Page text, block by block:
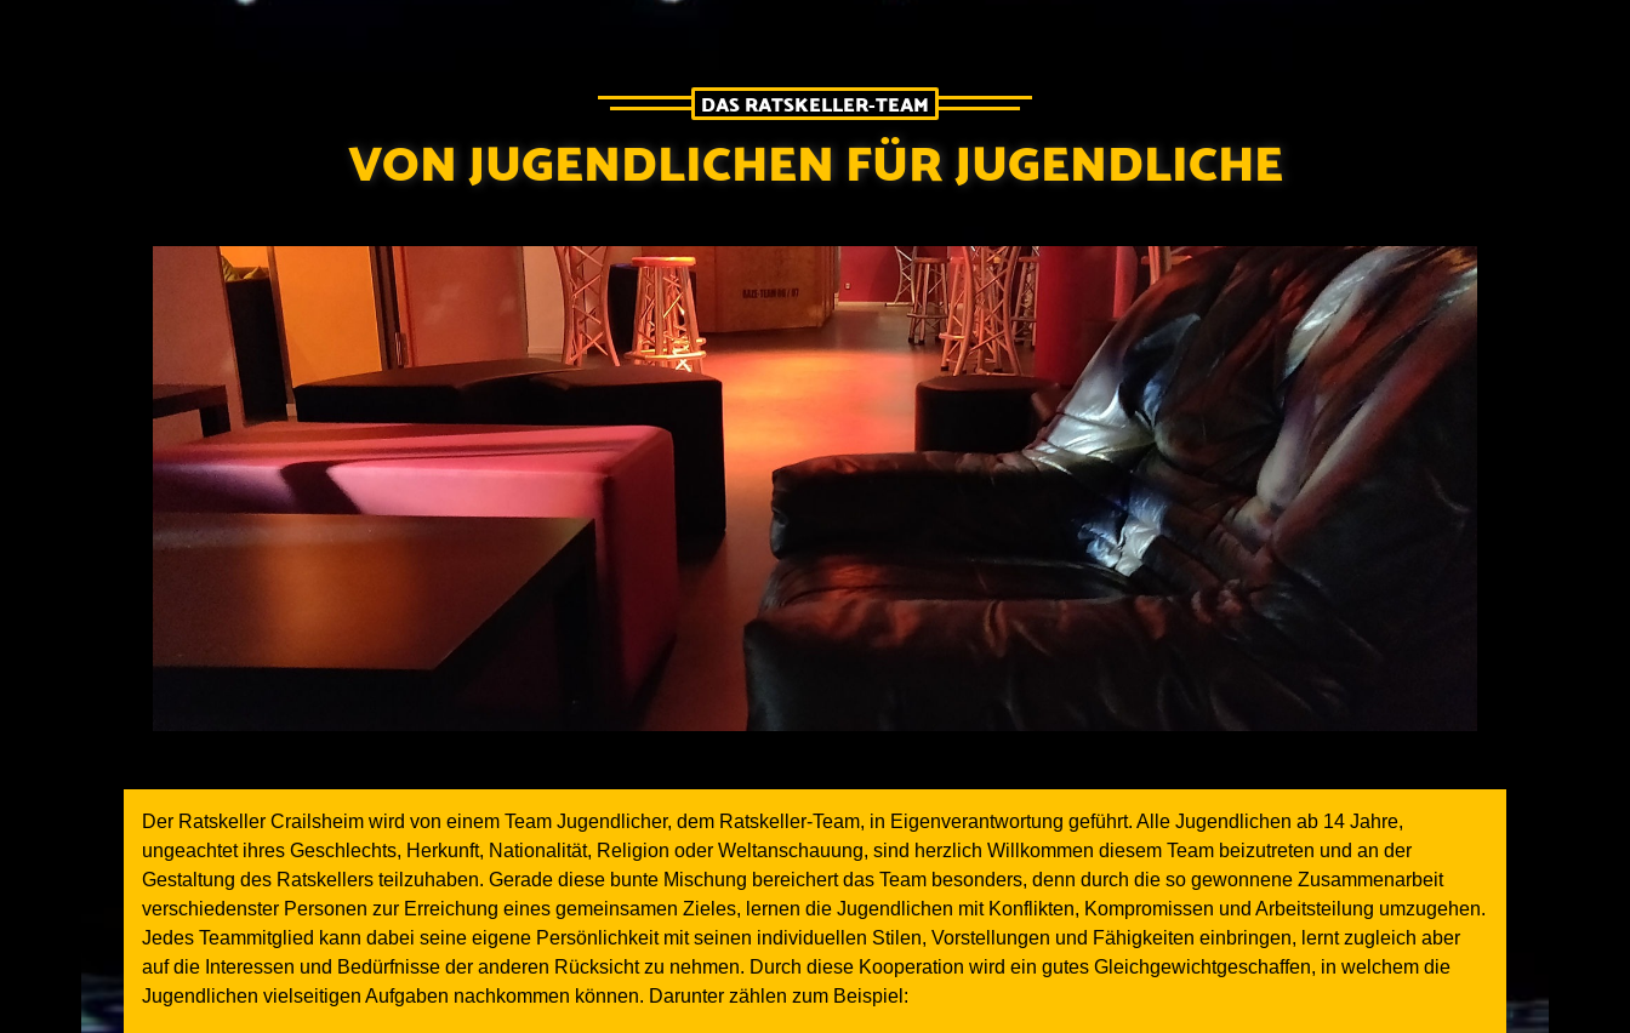
DAS RATSKELLER-TEAM
VON JUGENDLICHEN FÜR JUGENDLICHE
Der Ratskeller Crailsheim wird von einem Team Jugendlicher, dem Ratskeller-Team, in Eigenverantwortung geführt. Alle Jugendlichen ab 14 Jahre,
ungeachtet ihres Geschlechts, Herkunft, Nationalität, Religion oder Weltanschauung, sind herzlich Willkommen diesem Team beizutreten und an der
Gestaltung des Ratskellers teilzuhaben. Gerade diese bunte Mischung bereichert das Team besonders, denn durch die so gewonnene Zusammenarbeit
verschiedenster Personen zur Erreichung eines gemeinsamen Zieles, lernen die Jugendlichen mit Konflikten, Kompromissen und Arbeitsteilung umzugehen.
Jedes Teammitglied kann dabei seine eigene Persönlichkeit mit seinen individuellen Stilen, Vorstellungen und Fähigkeiten einbringen, lernt zugleich aber
auf die Interessen und Bedürfnisse der anderen Rücksicht zu nehmen. Durch diese Kooperation wird ein gutes Gleichgewichtgeschaffen, in welchem die
Jugendlichen vielseitigen Aufgaben nachkommen können. Darunter zählen zum Beispiel: